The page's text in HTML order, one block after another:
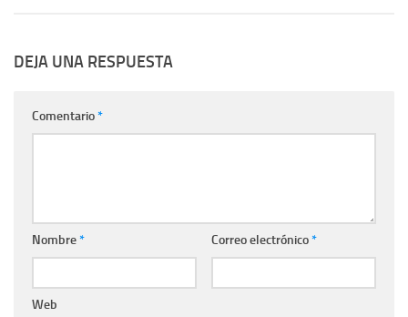
DEJA UNA RESPUESTA
Comentario*
Nombre* Correo electrónico*
Web